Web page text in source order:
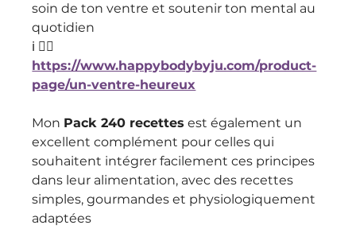
soin de ton ventre et soutenir ton mental au
quotidien
ℹ️ 👉🏻
https://www.happybodybyju.com/product-
page/un-ventre-heureux
Mon Pack 240 recettes est également un
excellent complément pour celles qui
souhaitent intégrer facilement ces principes
dans leur alimentation, avec des recettes
simples, gourmandes et physiologiquement
adaptées